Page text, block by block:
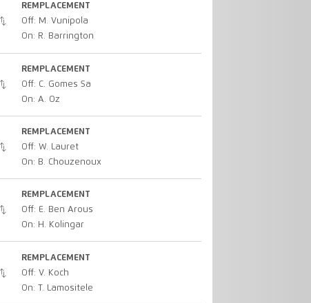
REMPLACEMENT
Off: M. Vunipola
On: R. Barrington
REMPLACEMENT
Off: C. Gomes Sa
On: A. Oz
REMPLACEMENT
Off: W. Lauret
On: B. Chouzenoux
REMPLACEMENT
Off: E. Ben Arous
On: H. Kolingar
REMPLACEMENT
Off: V. Koch
On: T. Lamositele